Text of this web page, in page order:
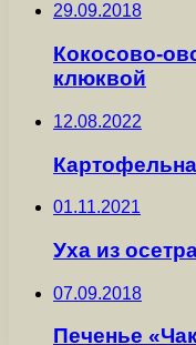
29.09.2018
Кокосово-
клюквой
12.08.2022
01.11.2021
Уха из
07.09.2018
Печенье